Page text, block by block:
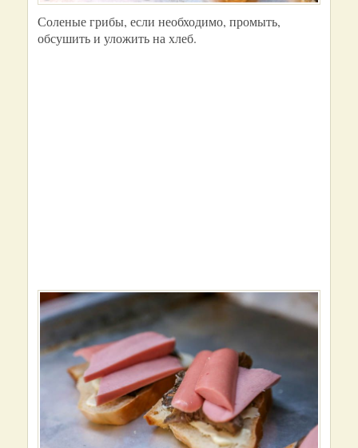
Соленые грибы, если необходимо, промыть,
обсушить и уложить на хлеб.